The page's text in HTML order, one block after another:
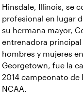
Hinsdale, Illinois, se
profesional en lugar
su hermana mayor,
entrenadora principal
hombres y mujeres
Georgetown, fue la
2014 campeonato de
NCAA.